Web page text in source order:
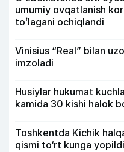
umumiy ovqatlanish
toʻlagani ochiqlandi
Vinisius “Real” bilan
imzoladi
Husiylar hukumat
kamida 30 kishi halok
Toshkentda Kichik
qismi to‘rt kunga